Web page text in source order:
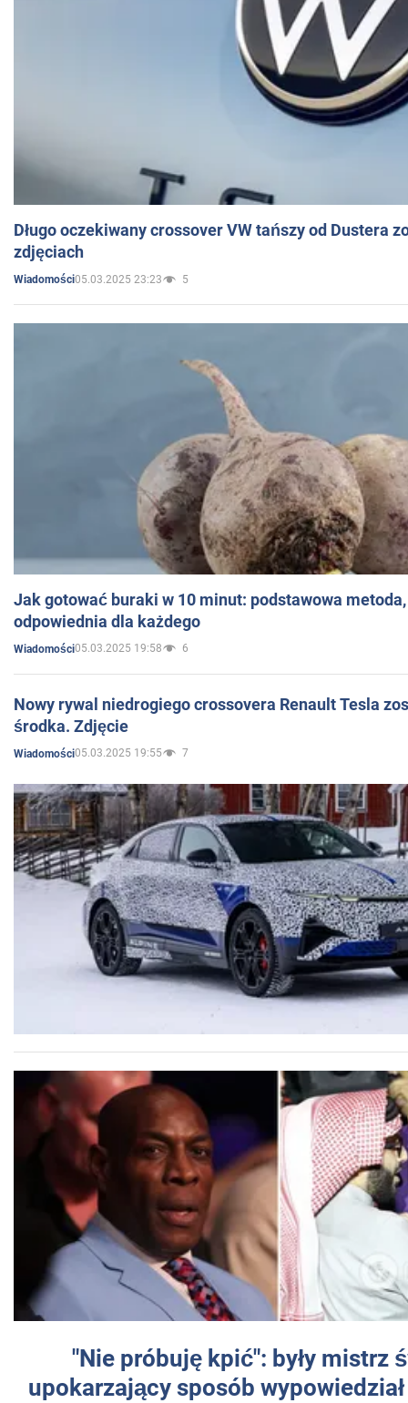
Długo oczekiwany crossover VW tańszy od Dustera
zdjęciach
Wiadomości05.03.2025 23:23 5
Jak gotować buraki w 10 minut: podstawowa
odpowiednia dla każdego
Wiadomości05.03.2025 19:58 6
Nowy rywal niedrogiego crossovera Renault Tesla
środka. Zdjęcie
Wiadomości05.03.2025 19:55 7
"Nie próbuję kpić": były mistrz
upokarzający sposób